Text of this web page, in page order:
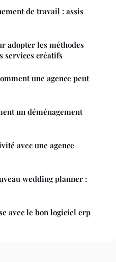
de travail : assis
adopter les méthodes
services créatifs
une agence peut
un déménagement
avec une agence
wedding planner :
avec le bon logiciel erp